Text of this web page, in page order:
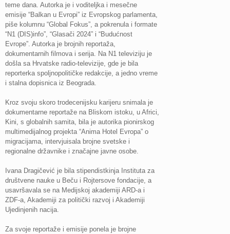
teme dana. Autorka je i voditeljka i mesečne
emisije “Balkan u Evropi” iz Evropskog parlamenta,
piše kolumnu “Global Fokus”, a pokrenula i formate
“N1 (DIS)info”, “Glasači 2024” i “Budućnost
Evrope”. Autorka je brojnih reportaža,
dokumentarnih filmova i serija. Na N1 televiziju je
došla sa Hrvatske radio-televizije, gde je bila
reporterka spoljnopolitičke redakcije, a jedno vreme
i stalna dopisnica iz Beograda.
Kroz svoju skoro trodecenijsku karijeru snimala je
dokumentarne reportaže na Bliskom istoku, u Africi,
Kini, s globalnih samita, bila je autorika pionirskog
multimedijalnog projekta “Anima Hotel Evropa” o
migracijama, intervjuisala brojne svetske i
regionalne državnike i značajne javne osobe.
Ivana Dragičević je bila stipendistkinja Instituta za
društvene nauke u Beču i Rojtersove fondacije, a
usavršavala se na Medijskoj akademiji ARD-a i
ZDF-a, Akademiji za politički razvoj i Akademiji
Ujedinjenih nacija.
Za svoje reportaže i emisije ponela je brojne